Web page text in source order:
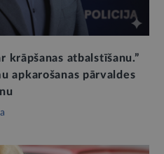
krāpšanas atbalstīšanu.”
apkarošanas pārvaldes